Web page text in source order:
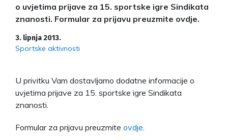
o uvjetima prijave za 15. sportske igre Sindikata
znanosti. Formular za prijavu preuzmite ovdje.
3. lipnja 2013.
Sportske aktivnosti
U privitku Vam dostavljamo dodatne informacije o
uvjetima prijave za 15. sportske igre Sindikata
znanosti.
Formular za prijavu preuzmite ovdje